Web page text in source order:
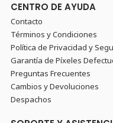
CENTRO DE AYUDA
Contacto
Términos y Condiciones
Política de Privacidad y
Garantía de Píxeles
Preguntas Frecuentes
Cambios y Devoluciones
Despachos